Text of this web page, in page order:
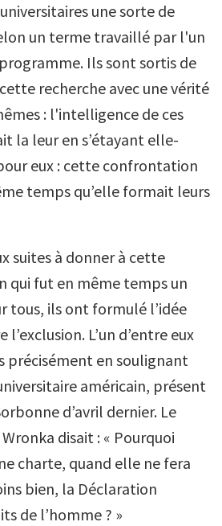
une sorte de
un terme travaillé par l'un
Ils sont sortis de
recherche avec une vérité
: l'intelligence de ces
la leur en s’étayant elle-
eux : cette confrontation
temps qu’elle formait leurs
suites à donner à cette
qui fut en même temps un
tous, ils ont formulé l’idée
L’un d’entre eux
précisément en soulignant
américain, présent
d’avril dernier. Le
disait : « Pourquoi
charte, quand elle ne fera
bien, la Déclaration
de l’homme ? »